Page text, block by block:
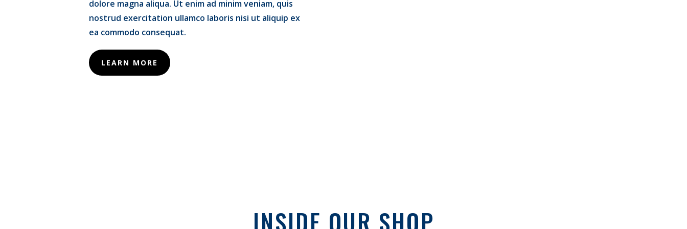
dolore magna aliqua. Ut enim ad minim veniam, quis
nostrud exercitation ullamco laboris nisi ut aliquip ex
ea commodo consequat.
LEARN MORE
INSIDE OUR SHOP